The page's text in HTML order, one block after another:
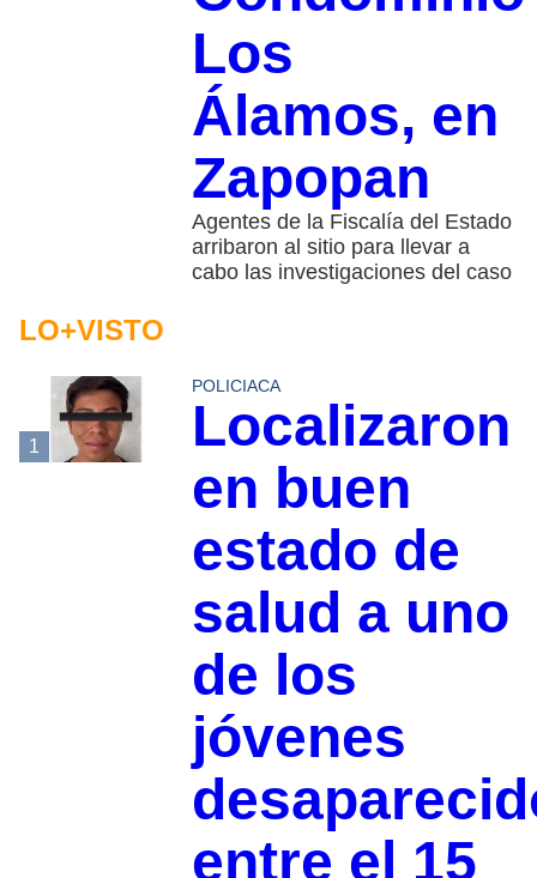
Los
Álamos, en
Zapopan
Agentes de la Fiscalía del Estado
arribaron al sitio para llevar a
cabo las investigaciones del caso
LO+VISTO
1
POLICIACA
Localizaron
en buen
estado de
salud a uno
de los
jóvenes
entre el 15